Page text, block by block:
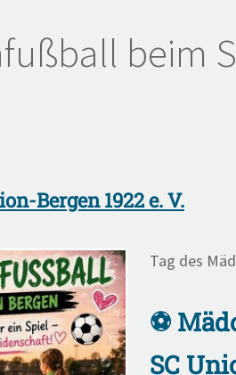
beim
Bergen 1922 e. V.
Tag des
⚽
SC